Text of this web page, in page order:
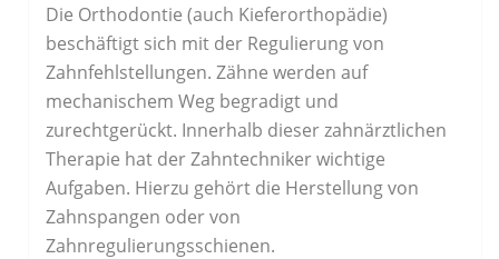
Die Orthodontie (auch Kieferorthopädie)
beschäftigt sich mit der Regulierung von
Zahnfehlstellungen. Zähne werden auf
mechanischem Weg begradigt und
zurechtgerückt. Innerhalb dieser zahnärztlichen
Therapie hat der Zahntechniker wichtige
Aufgaben. Hierzu gehört die Herstellung von
Zahnspangen oder von
Zahnregulierungsschienen.